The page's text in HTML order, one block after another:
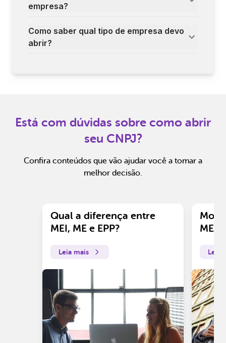
empresa?
Como saber qual tipo de empresa devo
abrir?
Está com dúvidas sobre como abrir
seu CNPJ?
Confira conteúdos que vão ajudar você a tomar a
melhor decisão.
Qual a diferença entre
MEI, ME e EPP?
Leia mais
ME?
Leia